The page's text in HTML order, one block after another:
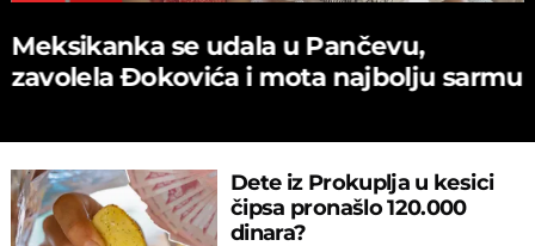
Meksikanka se udala u Pančevu,
zavolela Đokovića i mota najbolju sarmu
Dete iz Prokuplja u kesici
čipsa pronašlo 120.000
dinara?